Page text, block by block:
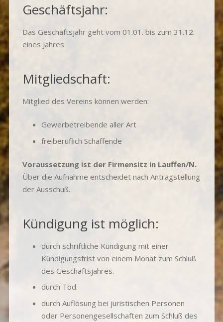
Geschäftsjahr:
Das Geschäftsjahr geht vom 01.01. bis zum 31.12.
eines Jahres.
Mitgliedschaft:
Mitglied des Vereins können werden:
Gewerbetreibende aller Art
freiberuflich Schaffende
Voraussetzung ist der Firmensitz in Lauffen/N.
Über die Aufnahme entscheidet nach Antragstellung
der Ausschuß.
Kündigung ist möglich:
durch schriftliche Kündigung mit einer
Kündigungsfrist von einem Monat zum Schluß
des Geschäftsjahres.
durch Tod.
durch Auflösung bei juristischen Personen
oder Personengesellschaften zum Schluß des